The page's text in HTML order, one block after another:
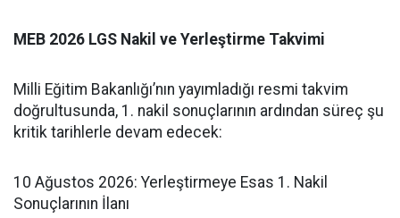
​MEB 2026 LGS Nakil ve Yerleştirme Takvimi
​Milli Eğitim Bakanlığı’nın yayımladığı resmi takvim
doğrultusunda, 1. nakil sonuçlarının ardından süreç şu
kritik tarihlerle devam edecek:
​10 Ağustos 2026: Yerleştirmeye Esas 1. Nakil
Sonuçlarının İlanı